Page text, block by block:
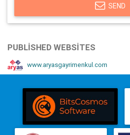
SEND
PUBLISHED WEBSITES
www.aryasgayrimenkul.com